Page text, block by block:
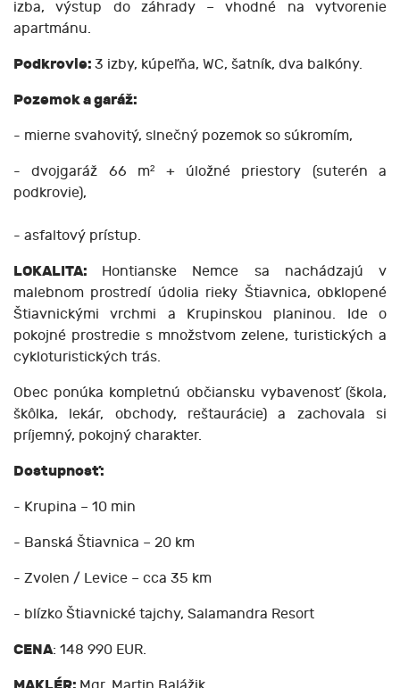
izba, výstup do záhrady – vhodné na vytvorenie
apartmánu.
Podkrovie: 3 izby, kúpeľňa, WC, šatník, dva balkóny.
Pozemok a garáž:
- mierne svahovitý, slnečný pozemok so súkromím,
- dvojgaráž 66 m² + úložné priestory (suterén a
podkrovie),
- asfaltový prístup.
LOKALITA: Hontianske Nemce sa nachádzajú v
malebnom prostredí údolia rieky Štiavnica, obklopené
Štiavnickými vrchmi a Krupinskou planinou. Ide o
pokojné prostredie s množstvom zelene, turistických a
cykloturistických trás.
Obec ponúka kompletnú občiansku vybavenosť (škola,
škôlka, lekár, obchody, reštaurácie) a zachovala si
príjemný, pokojný charakter.
Dostupnosť:
- Krupina – 10 min
- Banská Štiavnica – 20 km
- Zvolen / Levice – cca 35 km
- blízko Štiavnické tajchy, Salamandra Resort
CENA: 148 990 EUR.
MAKLÉR: Mgr. Martin Balážik